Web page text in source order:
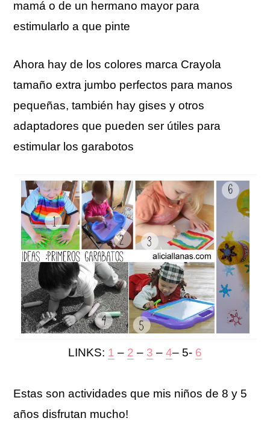
mamá o de un hermano mayor para
estimularlo a que pinte
Ahora hay de los colores marca Crayola
tamaño extra jumbo perfectos para manos
pequeñas, también hay gises y otros
adaptadores que pueden ser útiles para
estimular los garabotos
LINKS: 1 – 2 – 3 – 4– 5- 6
Estas son actividades que mis niños de 8 y 5
años disfrutan mucho!